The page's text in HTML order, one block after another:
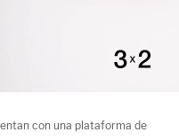
con una plataforma de